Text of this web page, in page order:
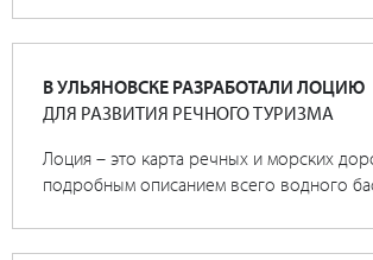
В УЛЬЯНОВСКЕ РАЗРАБОТАЛИ ЛОЦИЮ
ДЛЯ РАЗВИТИЯ РЕЧНОГО ТУРИЗМА
Лоция – это карта речных и морских
подробным описанием всего водного